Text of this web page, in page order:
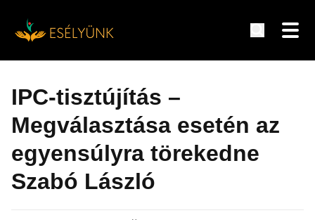
tartalomra
IPC-tisztújítás –
Megválasztása esetén az
egyensúlyra törekedne
Szabó László